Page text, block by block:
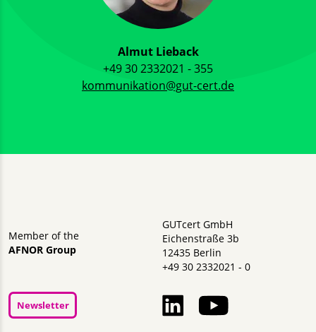
Almut Lieback
+49 30 2332021 - 355
kommunikation@gut-cert.de
Member of the
AFNOR Group
GUTcert GmbH
Eichenstraße 3b
12435 Berlin
+49 30 2332021 - 0
Newsletter